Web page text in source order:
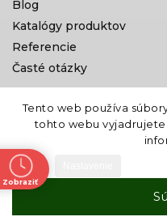
Tento web používa
tohto webu vyjadrujete
Blog
Katalógy produktov
Referencie
Časté otázky
Doprava a platby
Vytvoril Shoptet
Zobraziť